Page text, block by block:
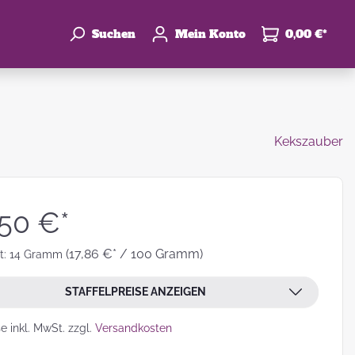
Suchen Mein Konto 0,00 €*
Kekszauber
€*
14 Gramm (17,86 €* / 100 Gramm)
STAFFELPREISE ANZEIGEN
inkl. MwSt. zzgl. Versandkosten